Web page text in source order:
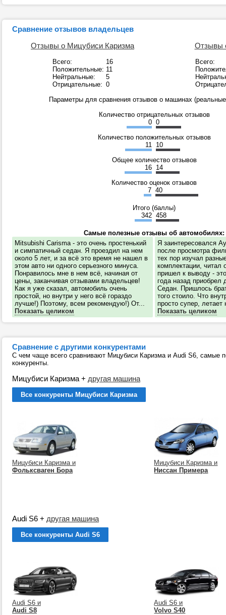
Сравнение отзывов владельцев
Отзывы о Мицубиси Каризма
Всего:
16
Положительные: 11
Нейтральные:
5
Отрицательные: 0
Отзывы
Всего:
Параметры для сравнения отзывов о машинах
Количество отрицательных отзывов
0 0
Количество положительных отзывов
11 10
Общее количество отзывов
16 14
Количество оценок отзывов
7 40
Итого (баллы)
342 458
Самые полезные отзывы об автомобилях:
Mitsubishi Carisma - это очень простенький
и симпатичный седан. Я проездил на нем
около 5 лет, и за всё это время не нашел в
этом авто ни одного серьезного минуса.
Понравилось мне в нем всё, начиная от
цены, заканчивая отзывами владельцев!
Как я уже сказал, автомобиль очень
простой, но внутри у него всё гораздо
лучше!) Поэтому, всем рекомендую!) От...
Показать целиком
Я заинтересовался
после просмотра
тех пор изучал
комплектации, читал
пришел к выводу -
года назад приобрел
Седан. Пришлось
того стоило. Что
просто супер, летает
Показать целиком
Сравнение с другими конкурентами
С чем чаще всего сравнивают Мицубиси Каризма и Audi S6, самые
конкуренты.
Мицубиси Каризма+ другая машина
Все конкуренты Мицубиси Каризма
Мицубиси Каризма и
Фольксваген Бора
Мицубиси Каризма и
Ниссан Примера
Audi S6 + другая машина
Все конкуренты Audi S6
Audi S6 и
Audi S8
Audi S6 и
Volvo S40